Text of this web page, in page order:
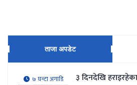
ताजा अपडेट
७ घन्टा अगाडि ३ दिनदेखि